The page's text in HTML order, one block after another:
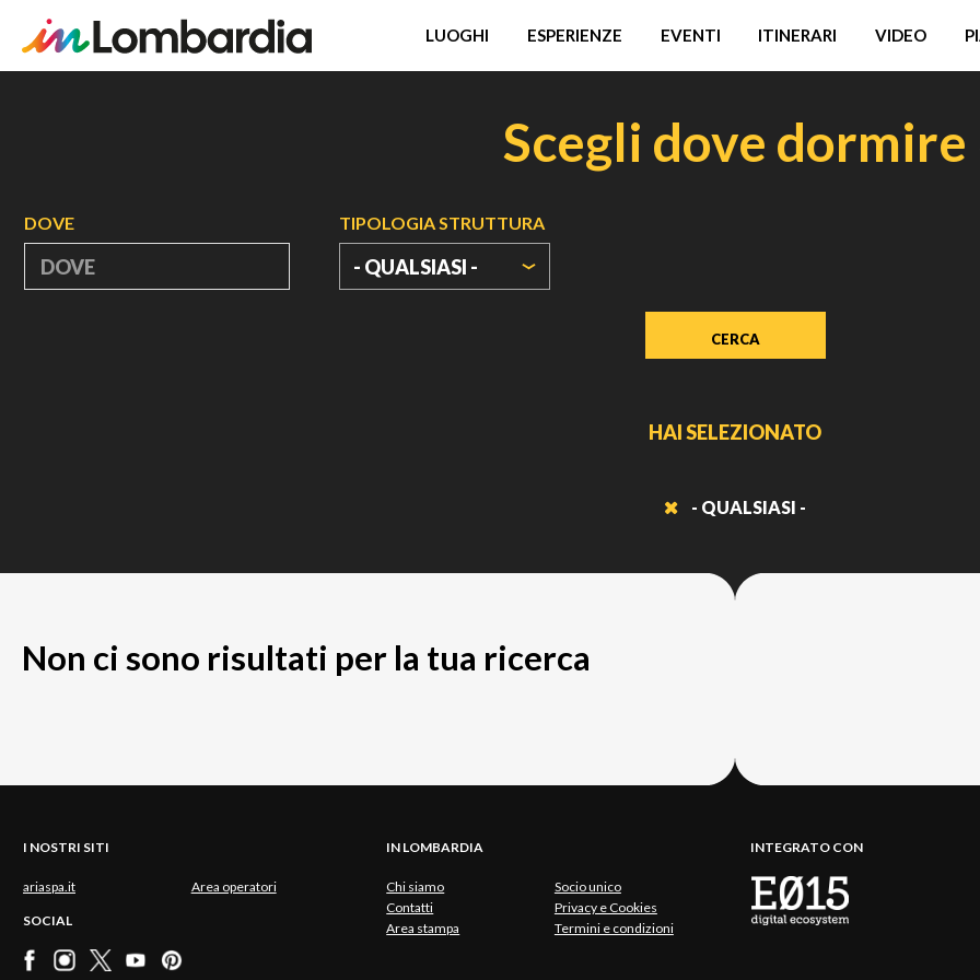
LUOGHI ESPERIENZE EVENTI ITINERARI VIDEO
Scegli dove dormire
DOVE TIPOLOGIA STRUTTURA
- QUALSIASI -
HAI SELEZIONATO
- QUALSIASI -
Non ci sono risultati per la tua ricerca
I NOSTRI SITI
ariaspa.it Area operatori
SOCIAL
IN LOMBARDIA
Chi siamo
Socio unico
Contatti
Privacy e Cookies
Area stampa
Termini e condizioni
INTEGRATO CON